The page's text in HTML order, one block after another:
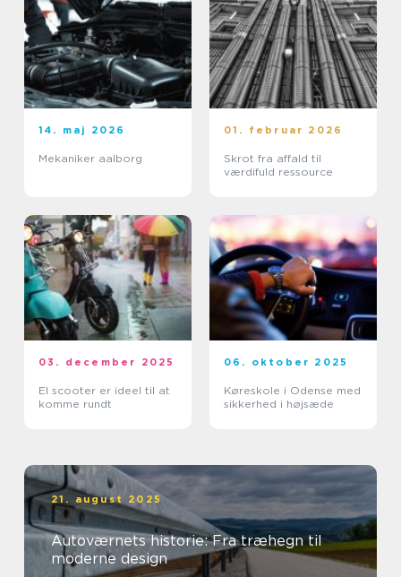
14. maj 2026
Mekaniker aalborg
01. februar 2026
Skrot fra affald til
værdifuld ressource
03. december 2025
El scooter er ideel til at
komme rundt
06. oktober 2025
Køreskole i Odense med
sikkerhed i højsæde
21. august 2025
Autoværnets historie: Fra træhegn til
moderne design